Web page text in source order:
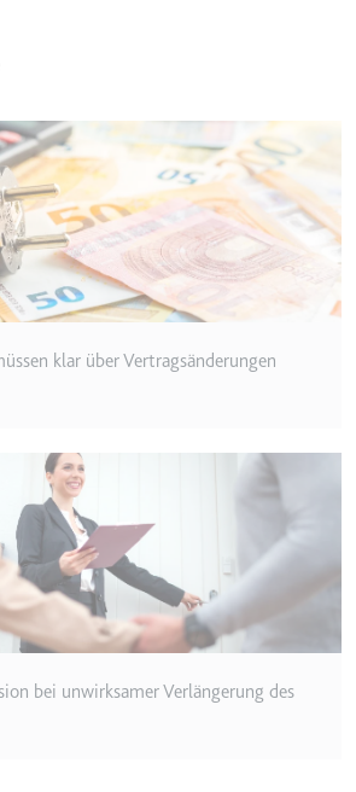
verwendet, um die
der Nutzer mit
eingebetteten Inhalten zu
Tage
Cookie
youtube.com
Speichert die
Benutzereinstellungen beim Abruf
auf anderen Webseiten
integrierten Youtube-Videos
Sitzung
klar über Vertragsänderungen
bei unwirksamer Verlängerung des